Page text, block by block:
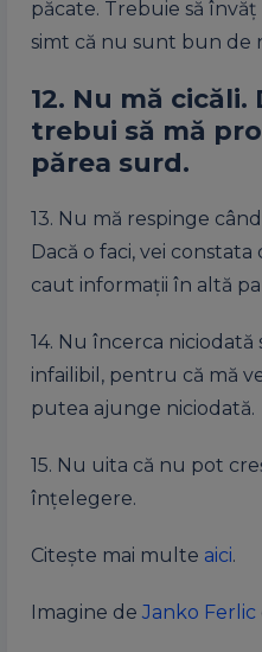
păcate. Trebuie să
simt că nu sunt bun de
12. Nu mă cicăli.
trebui să mă
părea surd.
13. Nu mă respinge
Dacă o faci, vei
caut informaţii în altă
14. Nu încerca niciodată
infailibil, pentru că mă
putea ajunge niciodată.
15. Nu uita că nu pot
înţelegere.
Citeşte mai multe aici.
Imagine de Janko Ferlic